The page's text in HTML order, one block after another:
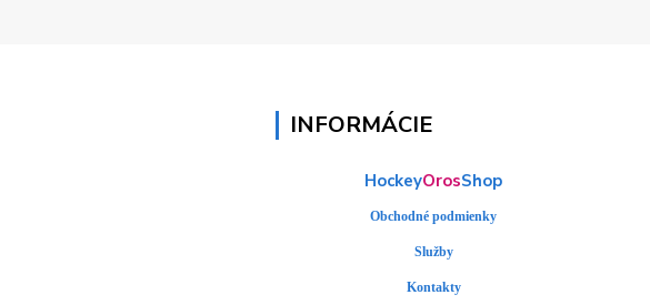
INFORMÁCIE
HockeyOrosShop
Obchodné podmienky
Služby
Kontakty